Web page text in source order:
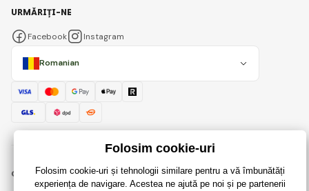
Romanian
URMĂRIȚI-NE
Facebook Instagram
© 2018 - 2026 RaiJucării.ro, Toate drepturile rezervate